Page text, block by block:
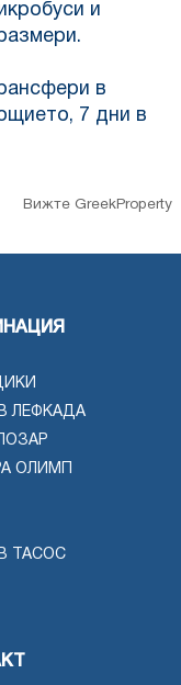
и
в
7 дни в
Вижте GreekProperty
ЛЕФКАДА
ОЛИМП
ТАСОС